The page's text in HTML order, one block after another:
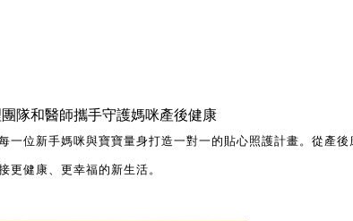
隊和醫師攜手守護媽咪產後健康
一位新手媽咪與寶寶量身打造一對一的貼心照護計畫。從產
更健康、更幸福的新生活。